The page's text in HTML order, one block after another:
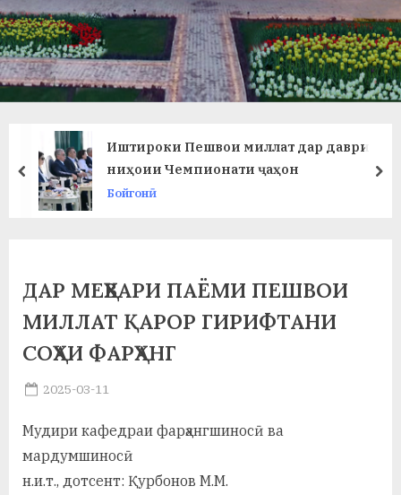
в
л
а
т
и
т
а
Иштироки Пешвои миллат дар даври
ниҳоии Чемпионати ҷаҳон
Бойгонӣ
prev
ДАР МЕҲВАРИ ПАЁМИ ПЕШВОИ
МИЛЛАТ ҚАРОР ГИРИФТАНИ
СОҲАИ ФАРҲАНГ
Posted
2025-03-11
Мудири кафедраи фарҳангшиносӣ ва
мардумшиносӣ
н.и.т., дотсент: Қурбонов М.М.